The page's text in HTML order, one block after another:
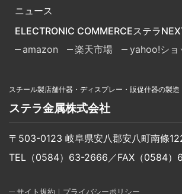
ニュース
ELECTRONIC COMMERCEステラ
amazon
楽天市場 yahoo!ショ
スチール製店舗什器・ディスプレー・販促什器の製造
ステラ金属株式会社
〒503-0123 岐阜県安八郡安八町南條
TEL（0584）63-2666／FAX（0584）
サイト規約｜プライバシーポリシー